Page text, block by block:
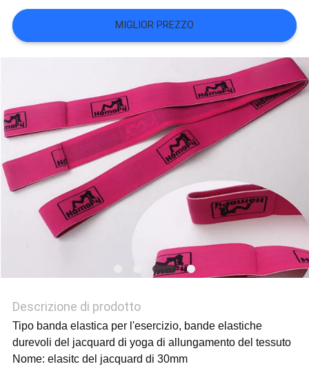
MAPPA
SITO
POLITICA
SULLA
PRIVACY
MIGLIOR PREZZO
Descrizione di prodotto
Tipo banda elastica per l'esercizio, bande elastiche
durevoli del jacquard di yoga di allungamento del tessuto
Nome: elasitc del jacquard di 30mm